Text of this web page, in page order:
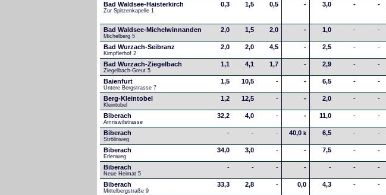
Bad Waldsee-Haisterkirch
Zur Spitzenkapelle 1
0,3 1,5 0,5 - 3,0 - -
Bad Waldsee-Michelwinnanden
Michelberg 5
2,0 1,5 2,0 - 1,0 - -
Bad Wurzach-Seibranz
Kimpflerhof 2
2,0 2,0 4,5 - 2,5 - -
Bad Wurzach-Ziegelbach
Ziegelbach-Greut 5
1,1 4,1 1,7 - 2,9 - -
Baienfurt
Untere Bergstrasse 7
1,5 10,5 - - 6,5 - -
Berg-Kleintobel
Kleintobel
1,2 12,5 - - 2,0 - -
Biberach
Amriswilstrasse
32,2 4,0 - - 11,0 - -
Biberach
Strölinweg
- - - 40,0 k 6,5 - -
Biberach
Erlenweg
34,0 3,0 - - 7,5 - -
Biberach
Neue Heimat 5
- - - - - - -
Biberach
Mittelbergstraße 9
33,3 2,8 - 0,0 4,3 - -